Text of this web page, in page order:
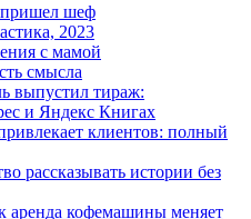
шеф
2023
с мамой
смысла
выпустил тираж:
и Яндекс Книгах
клиентов: полный
рассказывать истории без
аренда кофемашины меняет